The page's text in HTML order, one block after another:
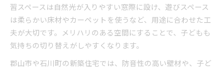
習スペースは自然光が入りやすい窓際に設け、遊びスペース
は柔らかい床材やカーペットを使うなど、用途に合わせた工
夫が大切です。メリハリのある空間にすることで、子どもも
気持ちの切り替えがしやすくなります。
郡山市や石川町の新築住宅では、防音性の高い壁材や、子ど